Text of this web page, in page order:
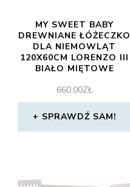
MY SWEET BABY
DREWNIANE ŁÓŻECZKO
DLA NIEMOWLĄT
120X60CM LORENZO III
BIAŁO MIĘTOWE
660,00ZŁ
SPRAWDŹ SAM!